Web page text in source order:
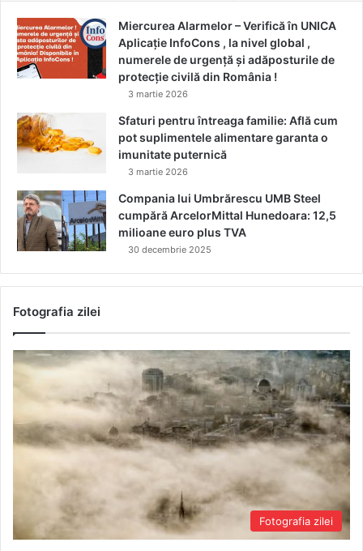
Miercurea Alarmelor – Verifică în UNICA
Aplicație InfoCons , la nivel global ,
numerele de urgență și adăposturile de
protecție civilă din România !
3 martie 2026
Sfaturi pentru întreaga familie: Află cum
pot suplimentele alimentare garanta o
imunitate puternică
3 martie 2026
Compania lui Umbrărescu UMB Steel
cumpără ArcelorMittal Hunedoara: 12,5
milioane euro plus TVA
30 decembrie 2025
Fotografia zilei
Fotografia zilei